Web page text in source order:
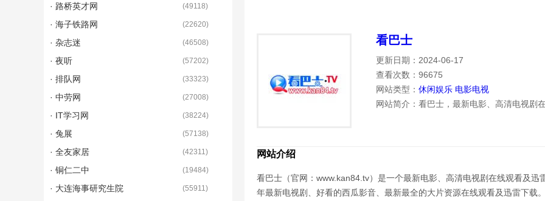
看巴士
更新日期：2024-06-17
查看次数：96675
网站类型： 休闲娱乐 电影电视
网站简介：看巴士，最新电影、高清电视剧
网站介绍
看巴士（官网：www.kan84.tv）是一个最新电影、高清电视剧在线观看及
年最新电视剧、好看的西瓜影音、最新最全的大片资源在线观看及迅雷下载
· 路桥英才网 (49118)
· 海子铁路网 (22620)
· 杂志迷 (46508)
· 夜听 (57202)
· 排队网 (33323)
· 中劳网 (27008)
· IT学习网 (38224)
· 兔展 (57138)
· 全友家居 (42311)
· 铜仁二中 (19484)
· 大连海事研究生院 (55911)